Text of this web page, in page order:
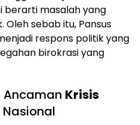
berarti masalah yang
sebab itu, Pansus
respons politik yang
birokrasi yang
Ancaman Krisis
Nasional